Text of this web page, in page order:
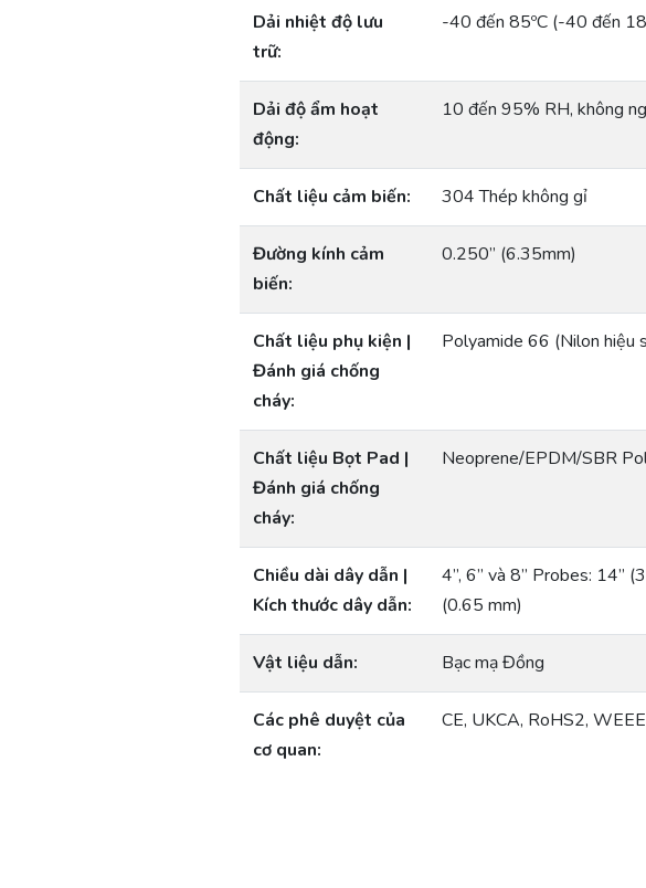
Dải nhiệt độ lưu
trữ:
-40 đến 85ºC (-40 đến
Dải độ ẩm hoạt
động:
10 đến 95% RH, không
Chất liệu cảm biến: 304 Thép không gỉ
Đường kính cảm
biến:
0.250” (6.35mm)
Chất liệu phụ kiện |
Đánh giá chống
cháy:
Polyamide 66 (Nilon hiệu
Chất liệu Bọt Pad |
Đánh giá chống
cháy:
Neoprene/EPDM/SBR
Chiều dài dây dẫn |
Kích thước dây dẫn:
4”, 6” và 8” Probes: 14”
(0.65 mm)
Vật liệu dẫn: Bạc mạ Đồng
Các phê duyệt của
cơ quan:
CE, UKCA, RoHS2, WEEE